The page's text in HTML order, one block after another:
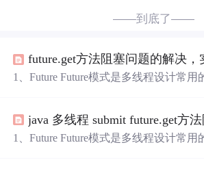
——到底了——
1、Future Future模式是多线程设计常用
事情。一段时间之后，我就便可以从
Future提供了三种功能： 判断任务是否
1、Future Future模式是多线程设计常用